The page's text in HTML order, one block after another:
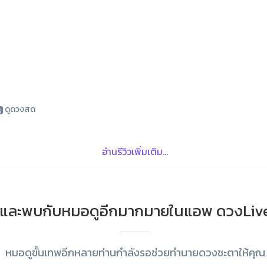
ดูดวงสด
อ่านรีวิวเพิ่มเติม...
และพบกับหมอดูอีกมากมายในแอพ ดวง
หมอดูขั้นเทพอีกหลายท่านกำลังรอช่วยทำนายดวงชะตาให้คุณ